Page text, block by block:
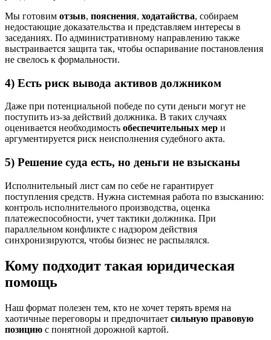
Мы готовим отзыв, пояснения, ходатайства, собираем
недостающие доказательства и представляем интересы в
заседаниях. По административному направлению также
выстраивается защита так, чтобы оспаривание постановления
не свелось к формальности.
4) Есть риск вывода активов должником
Даже при потенциальной победе по сути деньги могут не
поступить из‑за действий должника. В таких случаях
оценивается необходимость обеспечительных мер и
аргументируется риск неисполнения судебного акта.
5) Решение суда есть, но деньги не взысканы
Исполнительный лист сам по себе не гарантирует
поступления средств. Нужна системная работа по взысканию:
контроль исполнительного производства, оценка
платежеспособности, учет тактики должника. При
параллельном конфликте с надзором действия
синхронизируются, чтобы бизнес не распылялся.
Кому подходит такая юридическая
помощь
Наш формат полезен тем, кто не хочет терять время на
хаотичные переговоры и предпочитает сильную правовую
позицию с понятной дорожной картой.